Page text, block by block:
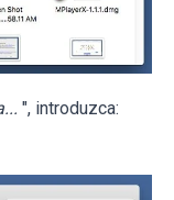
", introduzca: